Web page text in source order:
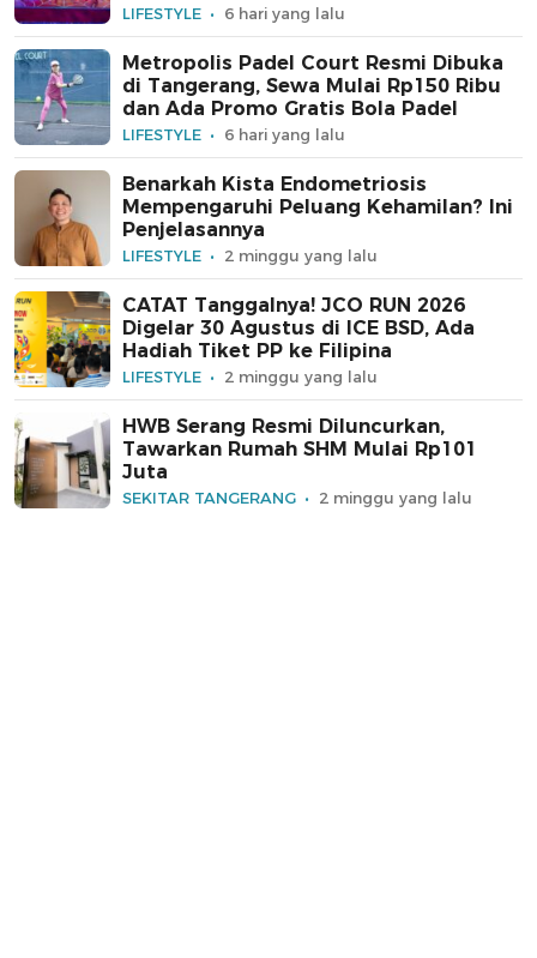
LIFESTYLE 6 hari yang lalu
Metropolis Padel Court Resmi Dibuka
di Tangerang, Sewa Mulai Rp150 Ribu
dan Ada Promo Gratis Bola Padel
LIFESTYLE 6 hari yang lalu
Benarkah Kista Endometriosis
Mempengaruhi Peluang Kehamilan? Ini
Penjelasannya
LIFESTYLE 2 minggu yang lalu
CATAT Tanggalnya! JCO RUN 2026
Digelar 30 Agustus di ICE BSD, Ada
Hadiah Tiket PP ke Filipina
LIFESTYLE 2 minggu yang lalu
HWB Serang Resmi Diluncurkan,
Tawarkan Rumah SHM Mulai Rp101
Juta
SEKITAR TANGERANG 2 minggu yang lalu